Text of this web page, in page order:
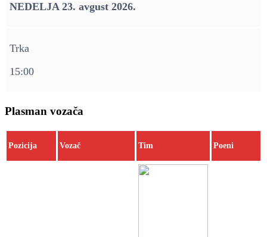
NEDELJA 23. avgust 2026.
Trka
15:00
Plasman vozača
Pozicija Vozač Tim Poeni